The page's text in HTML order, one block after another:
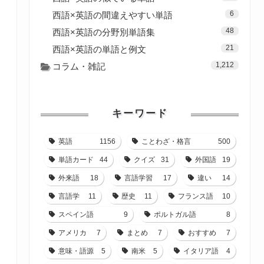
西語×英語の間違えやすい単語 6
西語×英語の分野別単語集 48
西語×英語の単語と例文 21
コラム・雑記 1,212
キーワード
英語 1156 ことわざ・格言 500
単語カード 44 クイズ 31 外国語 19
外来語 18 言語学習 17 違い 14
言語学 11 歴史 11 フランス語 10
スペイン語 9 ポルトガル語 8
アメリカ 7 まとめ 7 おすすめ 7
意味・語源 5 南米 5 イタリア語 4